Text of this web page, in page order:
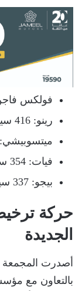
فولكس فاجن: 444
رينو: 416 سيارة
ميتسوبيشي: 408 سيارة
فيات: 354 سيارة
بيجو: 337 سيارة
حركة
الجديدة
أصدرت المجمعة
بالتعاون مع